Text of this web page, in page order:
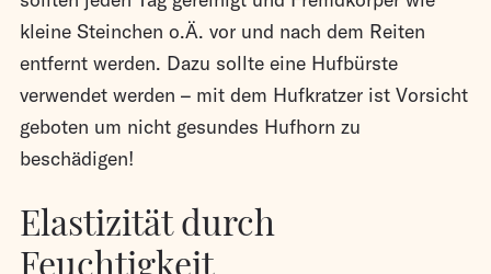
kleine Steinchen o.Ä. vor und nach dem Reiten
entfernt werden. Dazu sollte eine Hufbürste
verwendet werden – mit dem Hufkratzer ist Vorsicht
geboten um nicht gesundes Hufhorn zu
beschädigen!
Elastizität durch
Feuchtigkeit